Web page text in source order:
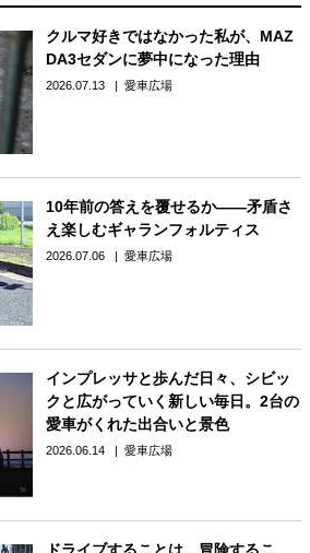
クルマ好きではなかった私が、MAZ
DA3セダンに夢中になった理由
2026.07.13 愛車広場
10年前の答えを覆せるか――矛盾さ
え楽しむギャランフォルティス
2026.07.06 愛車広場
インプレッサと歩んだ日々、シビッ
クと広がっていく新しい毎日。2台の
愛車がくれた出合いと景色
2026.06.14 愛車広場